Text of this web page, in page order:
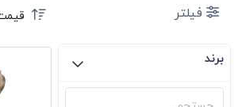
فیلتر
برند